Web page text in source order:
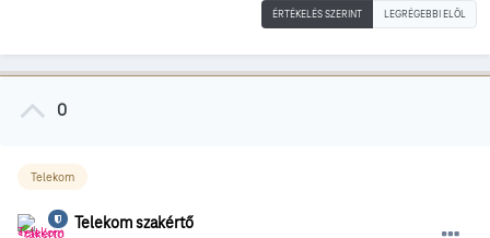
ÉRTÉKELÉS SZERINT LEGRÉGEBBI ELÖL
0
Telekom
Telekom szakértő